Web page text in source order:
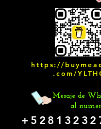
https://
.com/
Mesaje de
al